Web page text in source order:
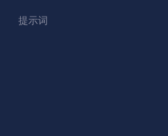
提示词